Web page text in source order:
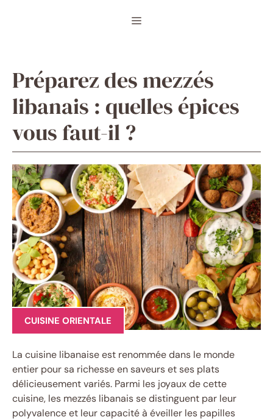
Menu
Préparez des mezzés
libanais : quelles épices
vous faut-il ?
CUISINE ORIENTALE
La cuisine libanaise est renommée dans le monde
entier pour sa richesse en saveurs et ses plats
délicieusement variés. Parmi les joyaux de cette
cuisine, les mezzés libanais se distinguent par leur
polyvalence et leur capacité à éveiller les papilles